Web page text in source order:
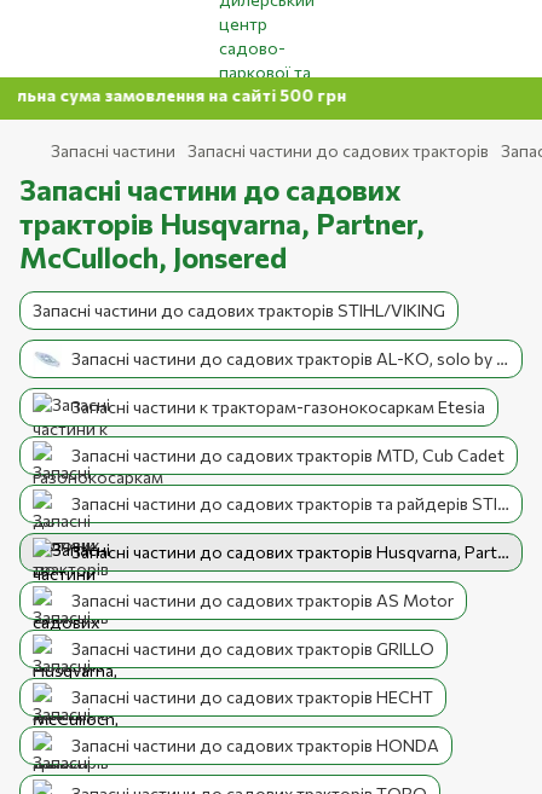
замовлення на сайті 500 грн
Запасні частини Запасні частини до садових тракторів
Запасні частини до садових
тракторів Husqvarna, Partner,
McCulloch, Jonsered
Запасні частини до садових тракторів STIHL/VIKING
Запасні частини до садових тракторів AL-KO, solo by AL-KO
Запасні частини к тракторам-газонокосаркам Etesia
Запасні частини до садових тракторів MTD, Cub Cadet
Запасні частини до садових тракторів та райдерів STIGA, Alpina, Castel Garden
Запасні частини до садових тракторів Husqvarna, Partner, McCulloch, Jonsered
Запасні частини до садових тракторів AS Motor
Запасні частини до садових тракторів GRILLO
Запасні частини до садових тракторів HECHT
Запасні частини до садових тракторів HONDA